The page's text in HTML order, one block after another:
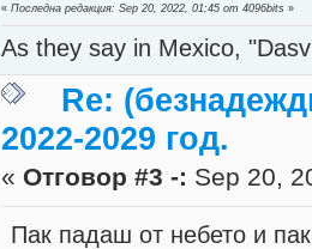
«Последна редакция: Sep 20, 2022, 01:45 от 4096bits »
As they say in Mexico,
Re:
2022-2029 год.
« Отговор #3 -: Sep 20,
Пак падаш от небето и